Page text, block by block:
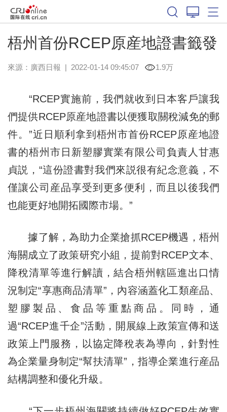
梧州首份RCEP原産地證書籤發
來源： 廣西日報 | 2022-01-14 09:45:07 1.9万
“RCEP實施前，我們就收到日本客戶讓我
們提供RCEP原産地證書以便獲取關稅減免的郵
件。”近日順利拿到梧州市首份RCEP原産地證
書的梧州市日新塑膠實業有限公司負責人甘惠
貞説，“這份證書對我們來説很有紀念意義，不
僅讓公司産品享受到更多便利，而且以後我們
也能更好地開拓國際市場。”
據了解，為助力企業搶抓RCEP機遇，梧州
海關成立了政策研究小組，提前對RCEP文本、
降稅清單等進行解讀，結合梧州轄區進出口情
況制定“享惠商品清單”，內容涵蓋化工類産品、
塑膠製品、食品等重點商品。同時，通
過“RCEP進千企”活動，開展線上政策宣傳和送
政策上門服務，以協定降稅表為導向，針對性
為企業量身制定“幫扶清單”，指導企業進行産品
結構調整和優化升級。